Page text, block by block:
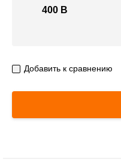
400 В
Добавить к сравнению